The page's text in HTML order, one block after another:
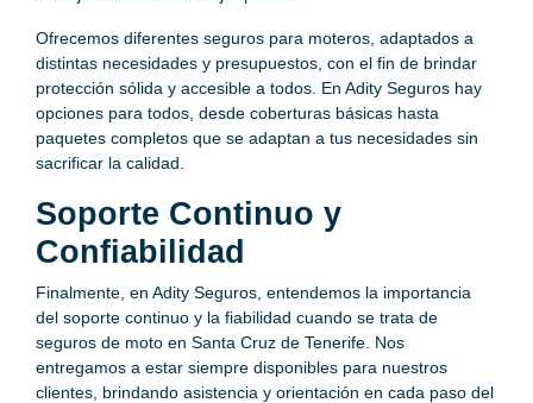
Ofrecemos diferentes seguros para moteros, adaptados a
distintas necesidades y presupuestos, con el fin de brindar
protección sólida y accesible a todos. En Adity Seguros hay
opciones para todos, desde coberturas básicas hasta
paquetes completos que se adaptan a tus necesidades sin
sacrificar la calidad.
Soporte Continuo y
Confiabilidad
Finalmente, en Adity Seguros, entendemos la importancia
del soporte continuo y la fiabilidad cuando se trata de
seguros de moto en Santa Cruz de Tenerife. Nos
entregamos a estar siempre disponibles para nuestros
clientes, brindando asistencia y orientación en cada paso del